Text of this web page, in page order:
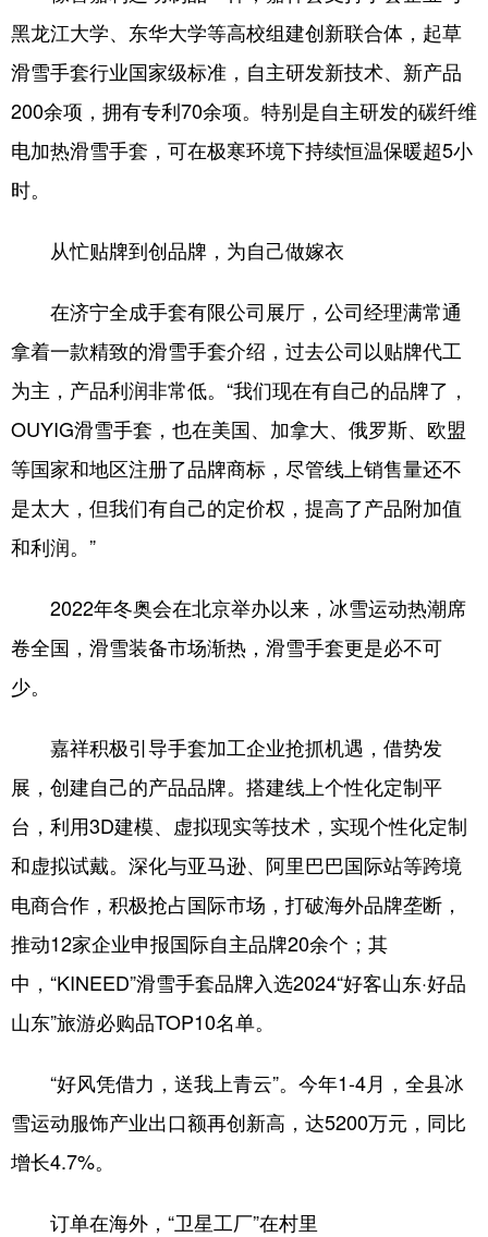
黑龙江大学、东华大学等高校组建创新联合体，起草
滑雪手套行业国家级标准，自主研发新技术、新产品
200余项，拥有专利70余项。特别是自主研发的碳纤维
电加热滑雪手套，可在极寒环境下持续恒温保暖超5小
时。
从忙贴牌到创品牌，为自己做嫁衣
在济宁全成手套有限公司展厅，公司经理满常通
拿着一款精致的滑雪手套介绍，过去公司以贴牌代工
为主，产品利润非常低。“我们现在有自己的品牌了，
OUYIG滑雪手套，也在美国、加拿大、俄罗斯、欧盟
等国家和地区注册了品牌商标，尽管线上销售量还不
是太大，但我们有自己的定价权，提高了产品附加值
和利润。”
2022年冬奥会在北京举办以来，冰雪运动热潮席
卷全国，滑雪装备市场渐热，滑雪手套更是必不可
少。
嘉祥积极引导手套加工企业抢抓机遇，借势发
展，创建自己的产品品牌。搭建线上个性化定制平
台，利用3D建模、虚拟现实等技术，实现个性化定制
和虚拟试戴。深化与亚马逊、阿里巴巴国际站等跨境
电商合作，积极抢占国际市场，打破海外品牌垄断，
推动12家企业申报国际自主品牌20余个；其
中，“KINEED”滑雪手套品牌入选2024“好客山东·好品
山东”旅游必购品TOP10名单。
“好风凭借力，送我上青云”。今年1-4月，全县冰
雪运动服饰产业出口额再创新高，达5200万元，同比
增长4.7%。
订单在海外，“卫星工厂”在村里